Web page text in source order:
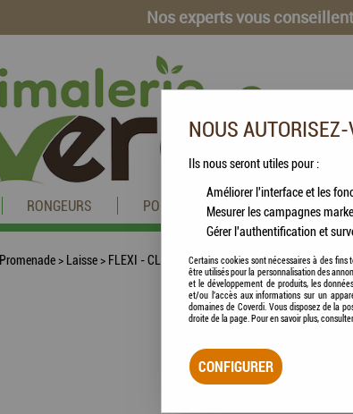
Nos experts vous
RONGEURS POISSONS CHEVAUX
Promenade> Laisse> FLEXI - CLASSIC Laisse à Enrouleur SANGLE -
NOUS
Ils nous seront utiles pour :
Améliorer l'interface et les
Mesurer les campagnes
Gérer l'authentification et
Certains cookies sont nécessaires à des fins
être utilisés pour la personnalisation des
et le développement de produits, les
et/ou l'accès aux informations sur un
domaines de Coverdi. Vous disposez de la
droite de la page. Pour en savoir plus,
CONFIGURER